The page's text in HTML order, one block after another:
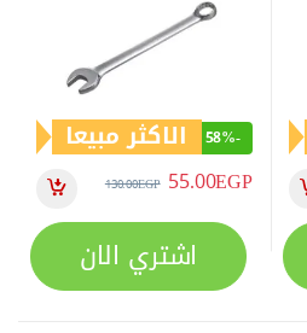
-
58% الاكثر مبيعا
55.00EGP
130.00EGP
اشتري الان